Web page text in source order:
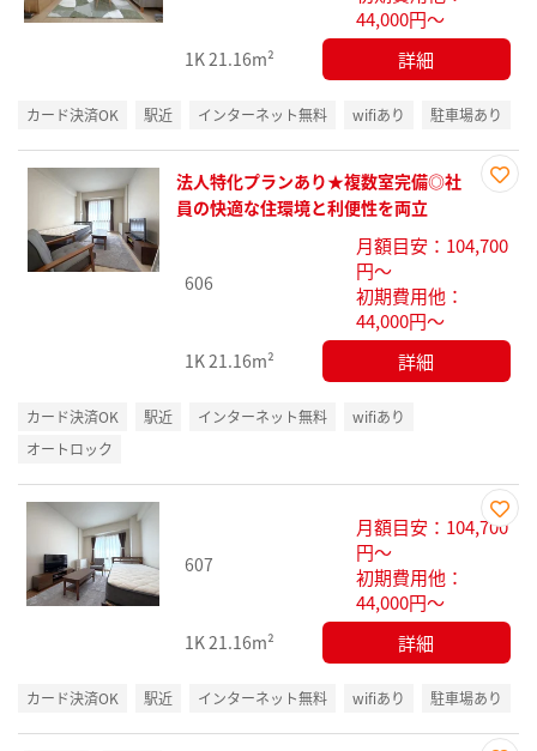
44,000円～
1K21.16m² 詳細
カード決済OK 駅近 インターネット無料 wifiあり 駐車場あり
り登
法人特化プランあり★複数室完備◎社
員の快適な住環境と利便性を両立
606
月額目安：104,700
円～
初期費用他：
44,000円～
1K21.16m² 詳細
カード決済OK 駅近 インターネット無料
wifiあり
オートロック
お気
607
月額目安：104,700
円～
初期費用他：
44,000円～
1K21.16m² 詳細
カード決済OK 駅近 インターネット無料 wifiあり 駐車場あり